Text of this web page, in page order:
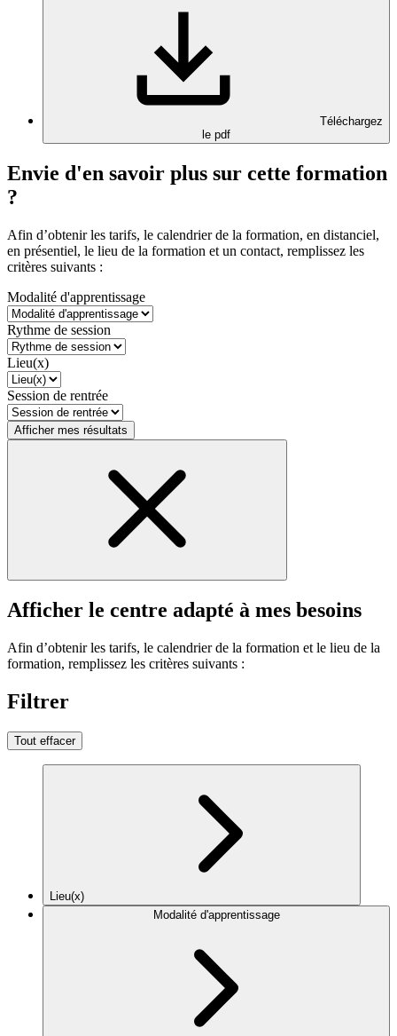
Téléchargez
le pdf
Envie d'en savoir plus sur cette formation
?
Afin d’obtenir les tarifs, le calendrier de la formation, en distanciel,
en présentiel, le lieu de la formation et un contact, remplissez les
critères suivants :
Modalité d'apprentissage
Rythme de session
Lieu(x)
Session de rentrée
Afficher mes résultats
Afficher le centre adapté à mes besoins
Afin d’obtenir les tarifs, le calendrier de la formation et le lieu de la
formation, remplissez les critères suivants :
Filtrer
Tout effacer
Lieu(x)
Modalité d'apprentissage